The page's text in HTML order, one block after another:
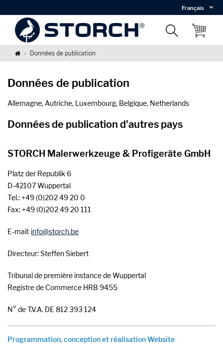
Français
Données de publication
Données de publication
Allemagne, Autriche, Luxembourg, Belgique, Netherlands
Données de publication d'autres pays
STORCH Malerwerkzeuge & Profigeräte GmbH
Platz der Republik 6
D-42107 Wuppertal
Tel.: +49 (0)202 49 20 0
Fax: +49 (0)202 49 20 111
E-mail: info storch be
Directeur: Steffen Siebert
Tribunal de première instance de Wuppertal
Registre de Commerce HRB 9455
N° de T.V.A. DE 812 393 124
Programmation, conception et réalisation Website